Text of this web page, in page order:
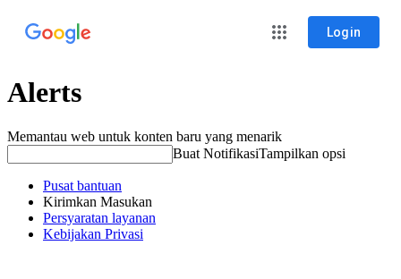
Login
Alerts
Memantau web untuk konten baru yang menarik
Buat NotifikasiTampilkan opsi
Pusat bantuan
Kirimkan Masukan
Persyaratan layanan
Kebijakan Privasi